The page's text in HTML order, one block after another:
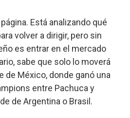
Está analizando qué
volver a dirigir, pero sin
es entrar en el mercado
sabe que solo lo moverá
de México, donde ganó una
entre Pachuca y
de Argentina o Brasil.